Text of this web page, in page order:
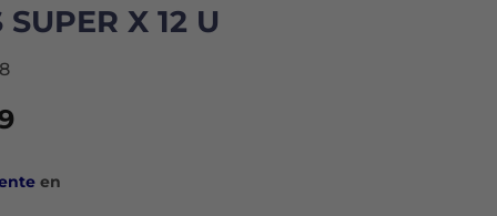
X 12 U
El
actual
es:en